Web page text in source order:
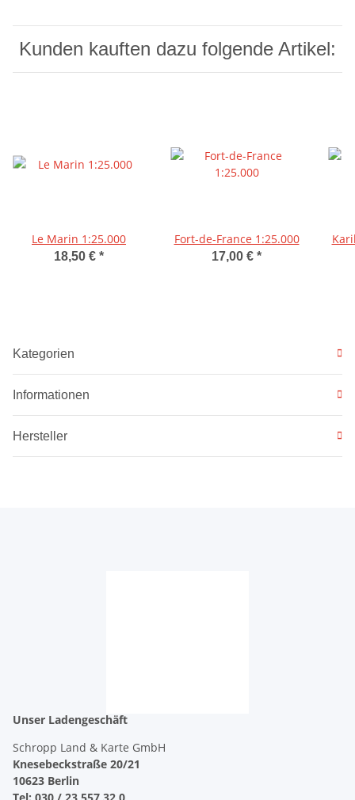
Kunden kauften dazu folgende Artikel:
Le Marin 1:25.000
18,50 € *
Fort-de-France 1:25.000
17,00 € *
Kategorien
Informationen
Hersteller
Unser Ladengeschäft
Schropp Land & Karte GmbH
Knesebeckstraße 20/21
10623 Berlin